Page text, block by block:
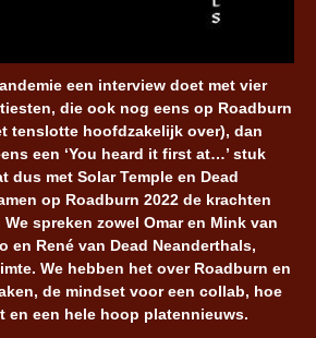
een interview doet met vier
die ook nog eens op Roadburn
tenslotte hoofdzakelijk over), dan
een ‘You heard it first at…’ stuk
dus met Solar Temple en Dead
op Roadburn 2022 de krachten
spreken zowel Omar en Mink van
en René van Dead Neanderthals,
We hebben het over Roadburn en
de mindset voor een collab, hoe
en een hele hoop platennieuws.